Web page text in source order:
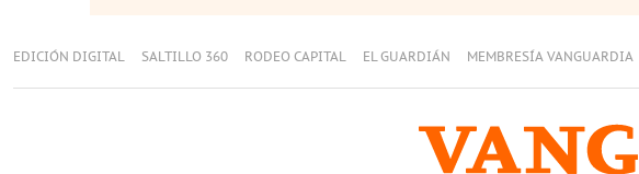
EDICIÓN DIGITAL SALTILLO 360 RODEO CAPITAL EL GUARDIÁN MEMBRESÍA VANGUARDIA